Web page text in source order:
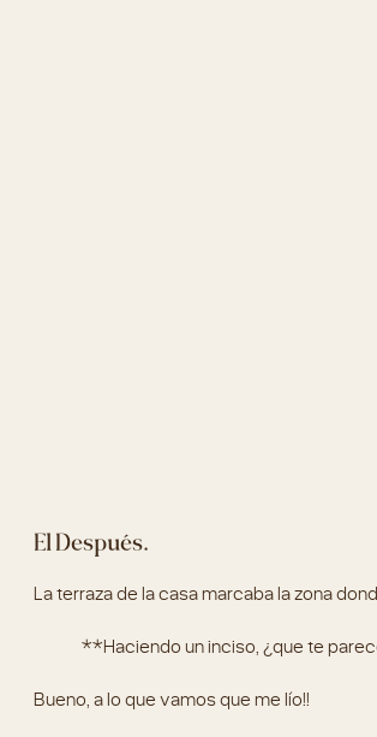
El Después.
La terraza de la casa marcaba la zona
**Haciendo un inciso, ¿que te
Bueno, a lo que vamos que me lío!!